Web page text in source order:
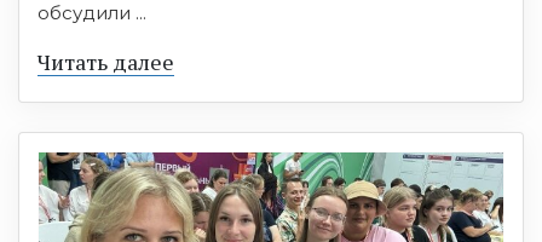
обсудили ...
Читать далее